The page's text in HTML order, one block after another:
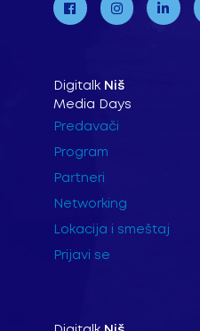
Digitalk Niš
Media Days
Predavači
Program
Partneri
Networking
Lokacija i smeštaj
Prijavi se